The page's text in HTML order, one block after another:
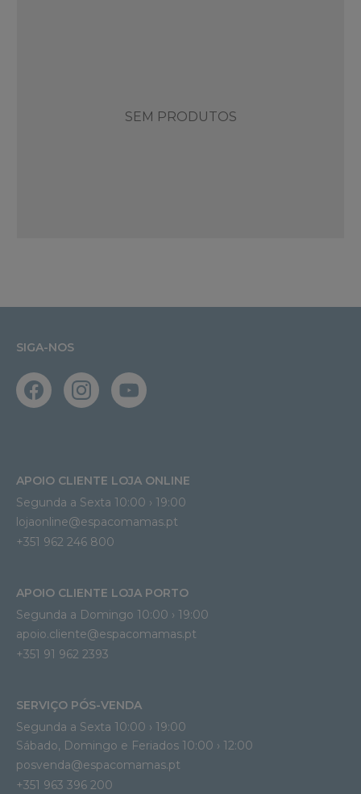
SEM PRODUTOS
SIGA-NOS
APOIO CLIENTE LOJA ONLINE
Segunda a Sexta 10:00 › 19:00
lojaonline@espacomamas.pt
+351 962 246 800
APOIO CLIENTE LOJA PORTO
Segunda a Domingo 10:00 › 19:00
apoio.cliente@espacomamas.pt
+351 91 962 2393
SERVIÇO PÓS-VENDA
Segunda a Sexta 10:00 › 19:00
Sábado, Domingo e Feriados 10:00 › 12:00
posvenda@espacomamas.pt
+351 963 396 200